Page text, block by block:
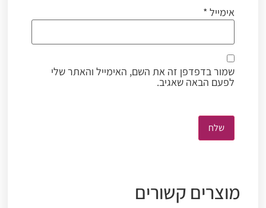
אימייל*
שמור בדפדפן זה את השם, האימייל והאתר שלי
לפעם הבאה שאגיב.
מוצרים קשורים